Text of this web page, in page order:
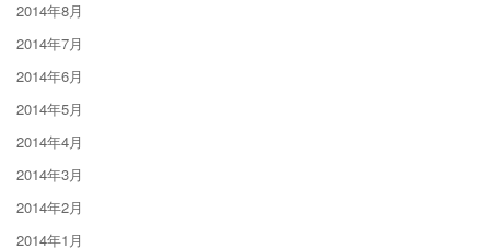
2014年8月
2014年7月
2014年6月
2014年5月
2014年4月
2014年3月
2014年2月
2014年1月